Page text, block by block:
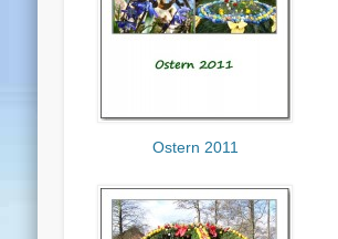
Ostern 2011